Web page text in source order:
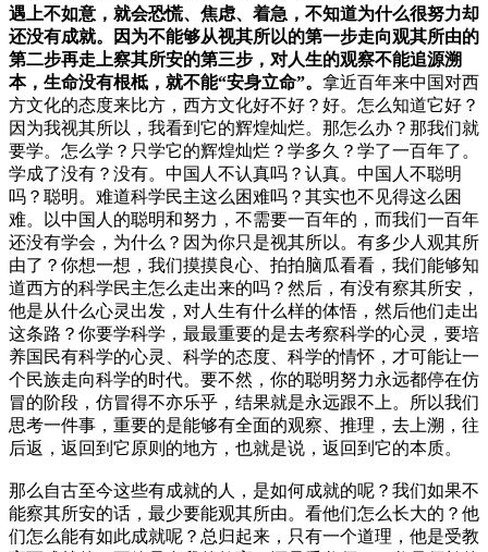
遇上不如意，就会恐慌、焦虑、着急，不知道为什么很努力却
还没有成就。因为不能够从视其所以的第一步走向观其所由的
第二步再走上察其所安的第三步，对人生的观察不能追源溯
本，生命没有根柢，就不能“安身立命”。 拿近百年来中国对西
方文化的态度来比方，西方文化好不好？好。怎么知道它好？
因为我视其所以，我看到它的辉煌灿烂。那怎么办？那我们就
要学。怎么学？只学它的辉煌灿烂？学多久？学了一百年了。
学成了没有？没有。中国人不认真吗？认真。中国人不聪明
吗？聪明。难道科学民主这么困难吗？其实也不见得这么困
难。以中国人的聪明和努力，不需要一百年的，而我们一百年
还没有学会，为什么？因为你只是视其所以。有多少人观其所
由了？你想一想，我们摸摸良心、拍拍脑瓜看看，我们能够知
道西方的科学民主怎么走出来的吗？然后，有没有察其所安，
他是从什么心灵出发，对人生有什么样的体悟，然后他们走出
这条路？你要学科学，最最重要的是去考察科学的心灵，要培
养国民有科学的心灵、科学的态度、科学的情怀，才可能让一
个民族走向科学的时代。要不然，你的聪明努力永远都停在仿
冒的阶段，仿冒得不亦乐乎，结果就是永远跟不上。所以我们
思考一件事，重要的是能够有全面的观察、推理，去上溯，往
后返，返回到它原则的地方，也就是说，返回到它的本质。
那么自古至今这些有成就的人，是如何成就的呢？我们如果不
能察其所安的话，最少要能观其所由。看他们怎么长大的？他
们怎么能有如此成就呢？总归起来，只有一个道理，他是受教